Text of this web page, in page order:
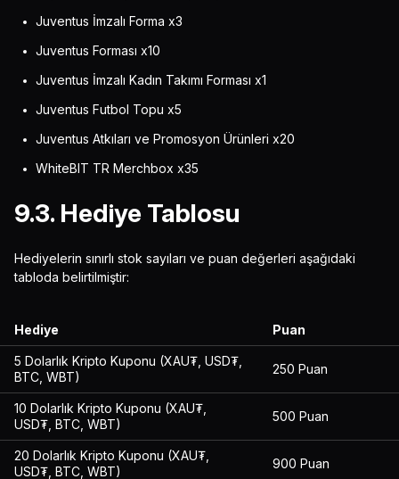
Juventus İmzalı Forma x3
Juventus Forması x10
Juventus İmzalı Kadın Takımı Forması x1
Juventus Futbol Topu x5
Juventus Atkıları ve Promosyon Ürünleri x20
WhiteBIT TR Merchbox x35
9.3. Hediye Tablosu
Hediyelerin sınırlı stok sayıları ve puan değerleri aşağıdaki
tabloda belirtilmiştir:
Hediye Puan
5 Dolarlık Kripto Kuponu (XAU₮, USD₮,
BTC, WBT)
250 Puan
10 Dolarlık Kripto Kuponu (XAU₮,
USD₮, BTC, WBT)
500 Puan
20 Dolarlık Kripto Kuponu (XAU₮,
USD₮, BTC, WBT)
900 Puan